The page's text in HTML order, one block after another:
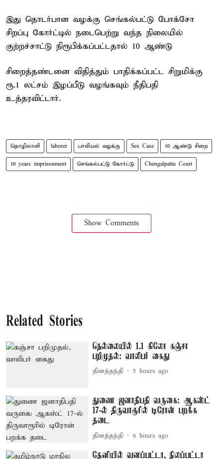
இது தொடர்பான வழக்கு செங்கல்பட்டு போக்சோ
சிறப்பு கோர்ட்டில் நடைபெற்று வந்த நிலையில்
குற்றச்சாட்டு நிரூபிக்கப்பட்டதால் 10 ஆண்டு
சிறைத்தண்டனை விதித்தும் பாதிக்கப்பட்ட சிறுமிக்கு
ரூ.1 லட்சம் இழப்பீடு வழங்கவும் நீதிபதி
உத்தரவிட்டார்.
தொழிலாளி laborer பாலியல் வழக்கு Sex Case 10 ஆண்டு சிறை
10 years imprisonment செங்கல்பட்டு கோர்ட்டு Chengalpattu Court
Show Comments
Related Stories
நெல்லையில் 1.1 கிலோ கஞ்சா
பறிமுதல்: வாலிபர் கைது
தினத்தந்தி 5 hours ago
துணை ஜனாதிபதி வருகை: ஆகஸ்ட்
17-ல் திருவாரூரில் டிரோன் பறக்க
தடை
தினத்தந்தி 6 hours ago
தேனியில் வனப்பட்டா, நிலப்பட்டா